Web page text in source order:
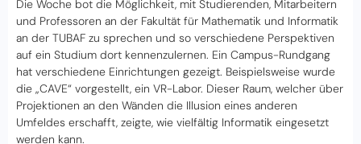
Die Woche bot die Möglichkeit, mit Studierenden, Mitarbeitern
und Professoren an der Fakultät für Mathematik und Informatik
an der TUBAF zu sprechen und so verschiedene Perspektiven
auf ein Studium dort kennenzulernen. Ein Campus-Rundgang
hat verschiedene Einrichtungen gezeigt. Beispielsweise wurde
die „CAVE“ vorgestellt, ein VR-Labor. Dieser Raum, welcher über
Projektionen an den Wänden die Illusion eines anderen
Umfeldes erschafft, zeigte, wie vielfältig Informatik eingesetzt
werden kann.